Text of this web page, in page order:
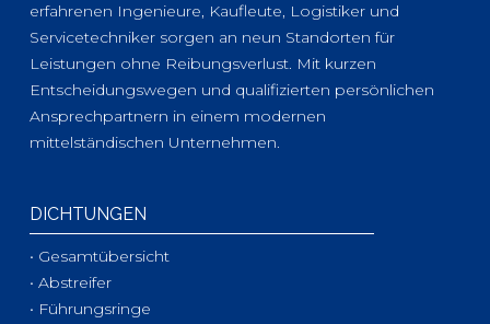
erfahrenen Ingenieure, Kaufleute, Logistiker und
Servicetechniker sorgen an neun Standorten für
Leistungen ohne Reibungsverlust. Mit kurzen
Entscheidungswegen und qualifizierten persönlichen
Ansprechpartnern in einem modernen
mittelständischen Unternehmen.
DICHTUNGEN
• Gesamtübersicht
• Abstreifer
• Führungsringe